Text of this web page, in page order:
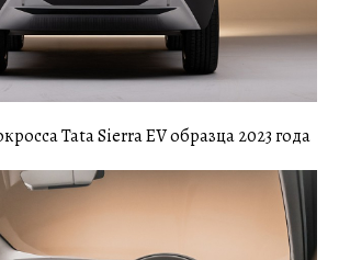
Tata Sierra EV образца 2023 года